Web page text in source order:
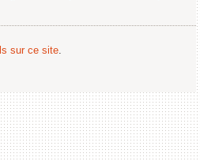
sur ce site.